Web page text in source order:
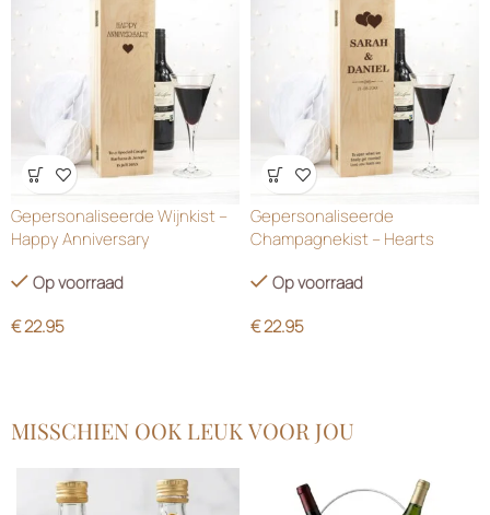
Wensenlijst
Gepersonaliseerde Wijnkist –
Happy Anniversary
Op voorraad
€22.95
Wensenlijst
Gepersonaliseerde
Champagnekist – Hearts
Op voorraad
€22.95
MISSCHIEN OOK LEUK VOOR JOU